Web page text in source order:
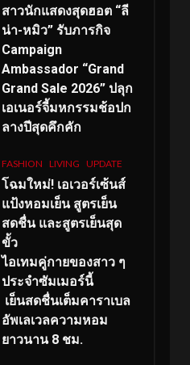
สาวนักแสดงสุดฮอต “ลี
น่า-หมิว” รับภารกิจ
Campaign
Ambassador “Grand
Grand Sale 2026” ปลุก
เอเนอร์จี้มหกรรมช้อปก
ลางปีสุดคึกคัก
FASHION LIVING UPDATE
โฉมใหม่! เอเวอร์เซ้นส์
แป้งหอมเย็น สูตรเย็น
สดชื่น และสูตรเย็นสุด
ขั้ว
ไอเทมคู่กายของสาว ๆ
ประจำซัมเมอร์นี้
เย็นสดชื่นเต็มคาราเบล
อัพเลเวลความหอม
ยาวนาน 8 ชม.